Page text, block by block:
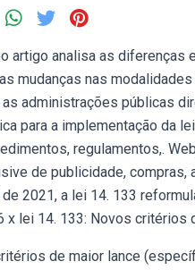
artigo analisa as diferenças
mudanças nas
as administrações públicas
para a implementação da
regulamentos,.
de publicidade, compras,
2021, a lei 14. 133
x lei 14. 133: Novos critérios
de maior lance